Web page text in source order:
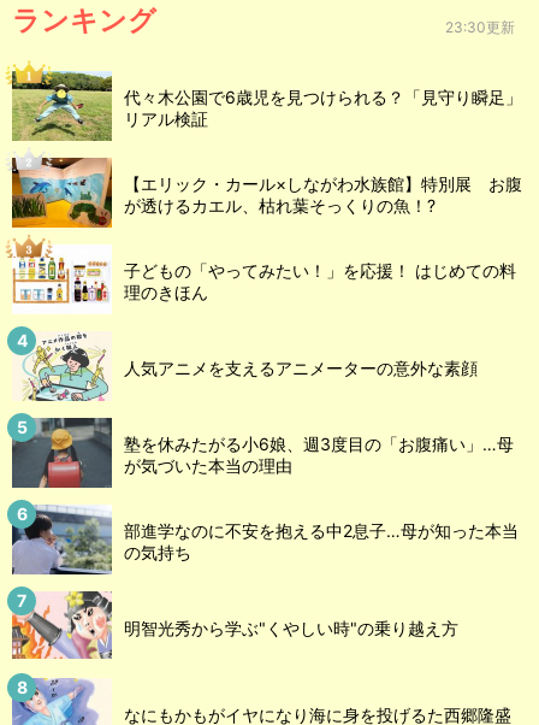
ランキング 23:30更新
代々木公園で6歳児を見つけられる？「見守り瞬足」
リアル検証
【エリック・カール×しながわ水族館】特別展 お腹
が透けるカエル、枯れ葉そっくりの魚！?
子どもの「やってみたい！」を応援！ はじめての料
理のきほん
人気アニメを支えるアニメーターの意外な素顔
塾を休みたがる小6娘、週3度目の「お腹痛い」…母
が気づいた本当の理由
部進学なのに不安を抱える中2息子…母が知った本当
の気持ち
明智光秀から学ぶ"くやしい時"の乗り越え方
なにもかもがイヤになり海に身を投げるた西郷隆盛